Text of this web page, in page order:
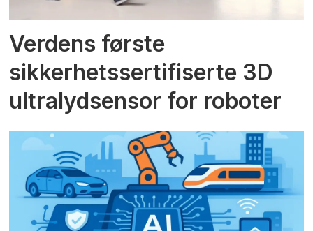
Verdens første
sikkerhetssertifiserte 3D
ultralydsensor for roboter